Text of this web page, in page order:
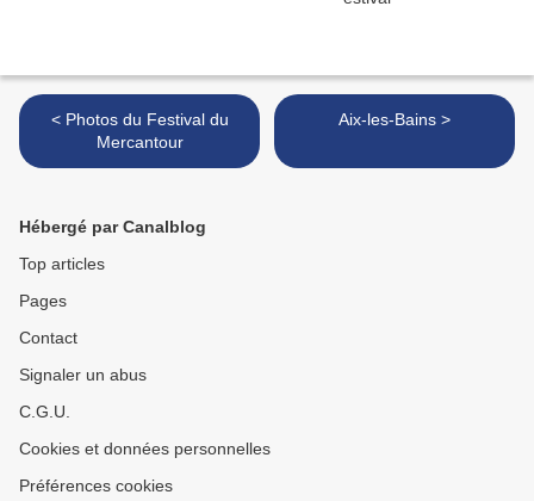
< Photos du Festival du
Mercantour
Aix-les-Bains >
Hébergé par Canalblog
Top articles
Pages
Contact
Signaler un abus
C.G.U.
Cookies et données personnelles
Préférences cookies